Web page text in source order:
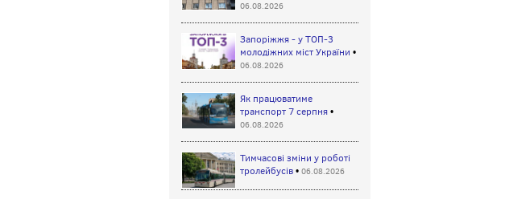
06.08.2026
Запоріжжя - у ТОП-3
молодіжних міст України •
06.08.2026
Як працюватиме
транспорт 7 серпня•
06.08.2026
Тимчасові зміни у роботі
тролейбусів• 06.08.2026